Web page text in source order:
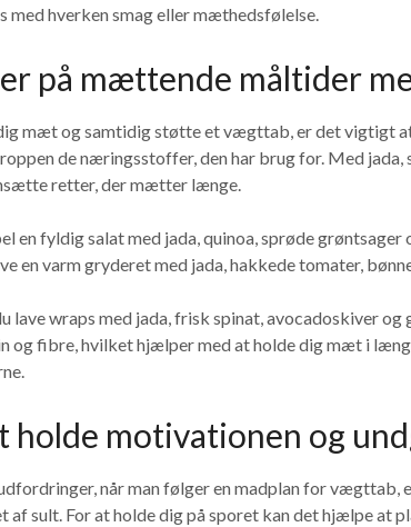
med hverken smag eller mæthedsfølelse.
på mættende måltider
mæt og samtidig støtte et vægttab, er det vigtigt
de næringsstoffer, den har brug for. Med
retter, der mætter længe.
en fyldig salat med jada, quinoa, sprøde grøntsager
en varm gryderet med jada, hakkede tomater,
lave wraps med jada, frisk spinat, avocadoskiver
og fibre, hvilket hjælper med at holde dig mæt i
holde motivationen og
når man følger en madplan for vægttab,
af sult. For at holde dig på sporet kan det hjælpe at